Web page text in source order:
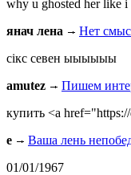
why u ghosted her like
янач лена
Нет
сiкс севен ыыыыыы
amutez
Пишем
купить <a
e
Ваша лень
01/01/1967